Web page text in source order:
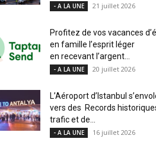
- A LA UNE 21 juillet 2026
Profitez de vos vacances
en famille l’esprit léger
en recevant l’argent...
- A LA UNE 20 juillet 2026
L’Aéroport d’Istanbul
vers des Records
trafic et de...
- A LA UNE 16 juillet 2026